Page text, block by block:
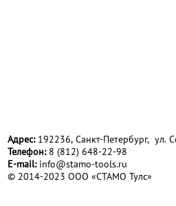
Адрес:192236, Санкт-Петербург, ул.
Телефон:8 (812) 648-22-98
Е-mail: info@stamo-tools.ru
© 2014-2023 ООО «СТАМО Тулс»